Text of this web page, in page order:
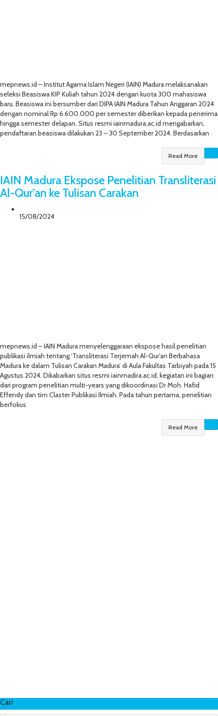
mepnews.id – Institut Agama Islam Negeri (IAIN) Madura melaksanakan
seleksi Beasiswa KIP Kuliah tahun 2024 dengan kuota 300 mahasiswa
baru. Beasiswa ini bersumber dari DIPA IAIN Madura Tahun Anggaran 2024
dengan nominal Rp 6.600.000 per semester diberikan kepada penerima
hingga semester delapan. Situs resmi iainmadura.ac.id mengabarkan,
pendaftaran beasiswa dilakukan 23 – 30 September 2024. Berdasarkan
Read More
IAIN Madura Ekspose Penelitian Transliterasi
Al-Qur’an ke Tulisan Carakan
15/08/2024
mepnews.id – IAIN Madura menyelenggaraan ekspose hasil penelitian
publikasi ilmiah tentang ‘Transliterasi Terjemah Al-Qur’an Berbahasa
Madura ke dalam Tulisan Carakan Madura’ di Aula Fakultas Tarbiyah pada 15
Agustus 2024. Dikabarkan situs resmi iainmadira.ac.id, kegiatan ini bagian
dari program penelitian multi-years yang dikoordinasi Dr Moh. Hafid
Effendy dan tim Claster Publikasi Ilmiah. Pada tahun pertama, penelitian
berfokus
Read More
Cari